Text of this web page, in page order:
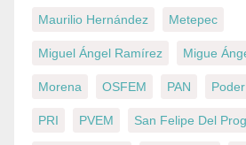
Maurilio Hernández Metepec
Miguel Ángel Ramírez Migue
Morena OSFEM PAN
PRI PVEM San Felipe Del